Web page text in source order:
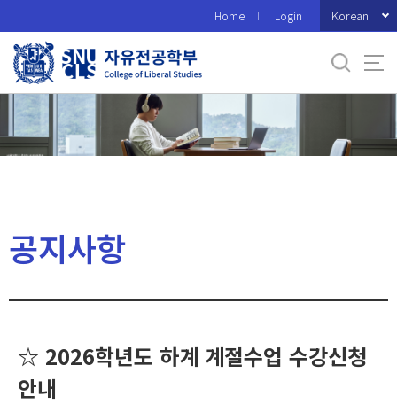
로
메
Home Login Korean
공지사항
☆ 2026학년도 하계 계절수업 수강신청
안내